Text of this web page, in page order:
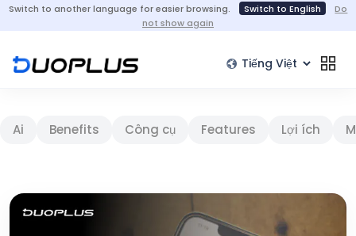
Switch to another language for easier browsing. Switch to English
Do
not show again
Ai Benefits Công cụ Features Lợi ích